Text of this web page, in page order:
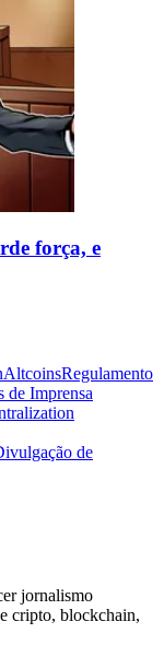
força, e
AltcoinsRegulamento
de Imprensa
de
jornalismo
cripto, blockchain,